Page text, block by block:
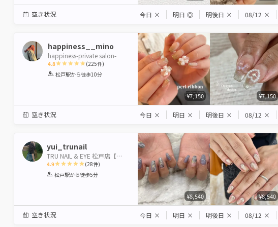
空き状況 今日 × 明日 ◎ 明後日 × 08/12 ×
happiness__mino
happiness-private salon-
4.8
1 2 3 4 5
(225件)
松戸駅から徒歩10分
¥7,150 ¥7,150
空き状況 今日 × 明日 × 明後日 × 08/12 ×
yui_trunail
TRU NAIL & EYE 松戸店【トゥルーネイル＆アイ】
4.9
1 2 3 4 5
(28件)
松戸駅から徒歩5分
¥8,540 ¥8,540
空き状況 今日 × 明日 × 明後日 × 08/12 ×